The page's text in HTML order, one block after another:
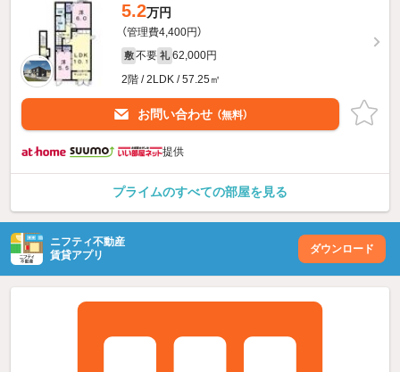
5.2万円
（管理費4,400円）
敷 不要 礼 62,000円
2階 / 2LDK / 57.25㎡
お問い合わせ （無料）
提供
プライムのすべての部屋を見る
ニフティ不動産
賃貸アプリ
ダウンロード